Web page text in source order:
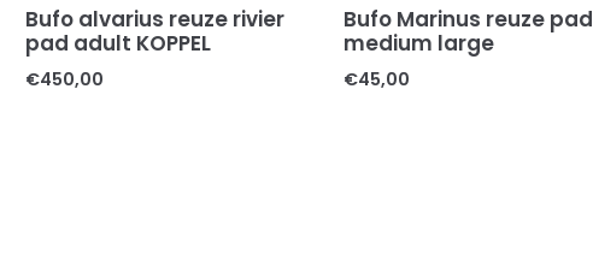
Bufo alvarius reuze rivier
pad adult KOPPEL
€450,00
Bufo Marinus reuze pad
medium large
€45,00